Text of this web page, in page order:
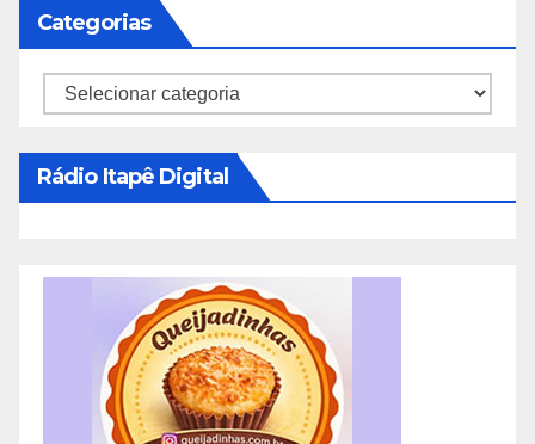
Categorias
Categorias
Rádio Itapê Digital